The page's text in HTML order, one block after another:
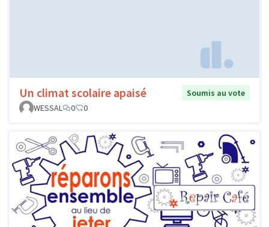
Un climat scolaire apaisé
Soumis au vote
WESSAL
0 0